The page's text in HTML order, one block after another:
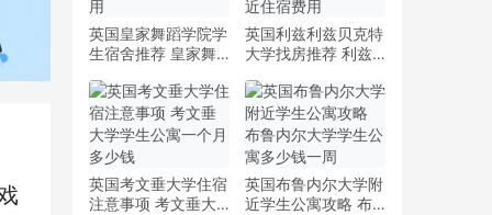
英国皇家舞蹈学院学
生宿舍推荐 皇家舞
英国利兹利兹贝克特
大学找房推荐 利兹
住宿费用
英国考文垂大学住宿
注意事项 考文垂大
英国布鲁内尔大学附
近学生公寓攻略 布